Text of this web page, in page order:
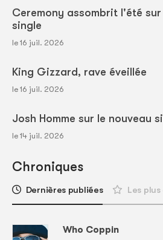
Ceremony assombrit l'été
single
le 16 juil. 2026
King Gizzard, rave éveillée
le 16 juil. 2026
Josh Homme sur le nouveau
le 14 juil. 2026
Chroniques
Dernières publiées Les
Who Coppin